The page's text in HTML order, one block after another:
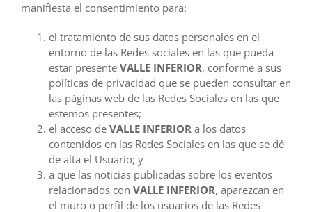
manifiesta el consentimiento para:
el tratamiento de sus datos personales en el
entorno de las Redes sociales en las que pueda
estar presente VALLE INFERIOR, conforme a sus
políticas de privacidad que se pueden consultar en
las páginas web de las Redes Sociales en las que
estemos presentes;
el acceso de VALLE INFERIORa los datos
contenidos en las Redes Sociales en las que se dé
de alta el Usuario; y
a que las noticias publicadas sobre los eventos
relacionados con VALLE INFERIOR, aparezcan en
el muro o perfil de los usuarios de las Redes